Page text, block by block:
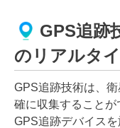
GPS追跡
のリアルタ
GPS追跡技術は、
確に収集することが
GPS追跡デバイス